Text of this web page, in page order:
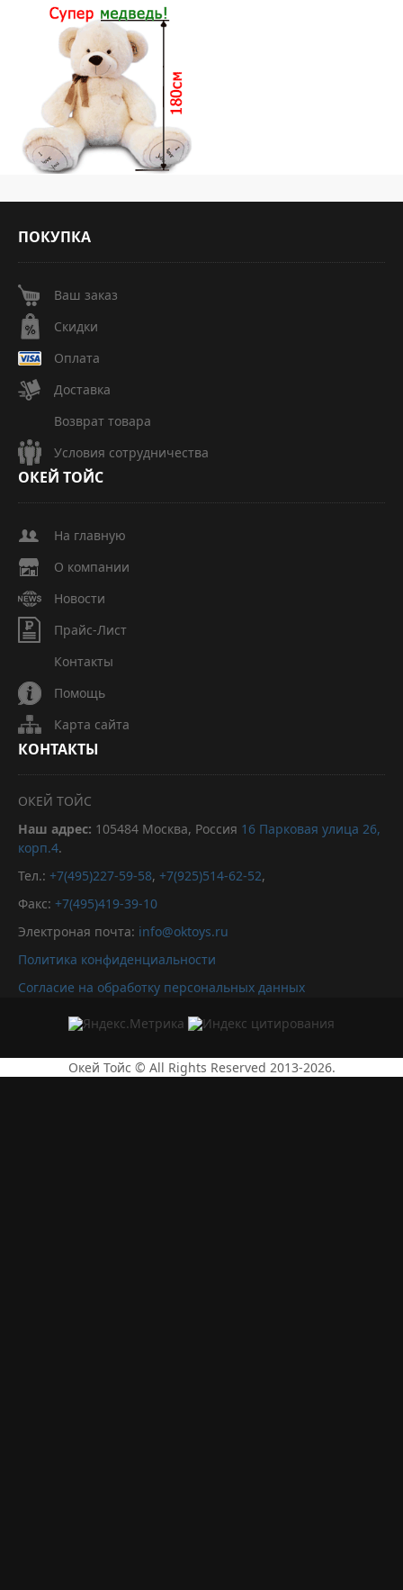
ПОКУПКА
Ваш заказ
Скидки
Оплата
Доставка
Возврат товара
Условия сотрудничества
ОКЕЙ ТОЙС
На главную
О компании
Новости
Прайс-Лист
Контакты
Помощь
Карта сайта
КОНТАКТЫ
ОКЕЙ ТОЙС
Наш адрес: 105484 Москва, Россия 16 Парковая улица 26,
корп.4.
Тел.: +7(495)227-59-58, +7(925)514-62-52,
Факс: +7(495)419-39-10
Электроная почта: info@oktoys.ru
Политика конфиденциальности
Согласие на обработку персональных данных
Окей Тойс © All Rights Reserved 2013-2026.